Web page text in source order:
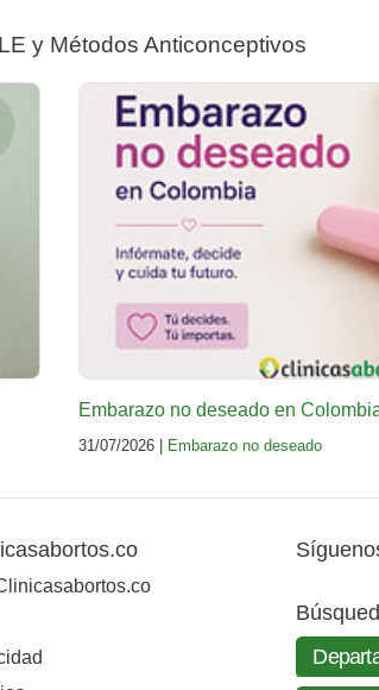
y Métodos Anticonceptivos
Embarazo no deseado en
31/07/2026 | Embarazo no deseado